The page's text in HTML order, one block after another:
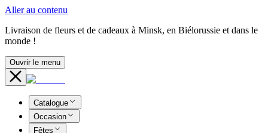
Aller au contenu
Livraison de fleurs et de cadeaux à Minsk, en Biélorussie et dans le
monde !
Ouvrir le menu
Catalogue
Occasion
Fêtes